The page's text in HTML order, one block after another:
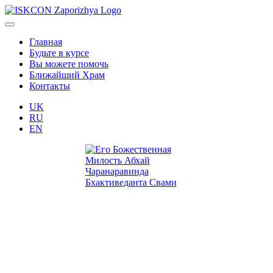
Главная
Будьте в курсе
Вы можете помочь
Ближайший Храм
Контакты
UK
RU
EN